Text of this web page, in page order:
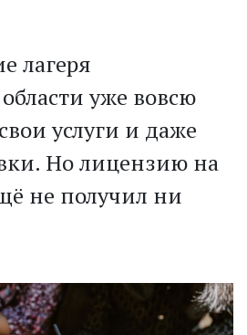
лагеря
уже вовсю
услуги и даже
Но лицензию на
не получил ни